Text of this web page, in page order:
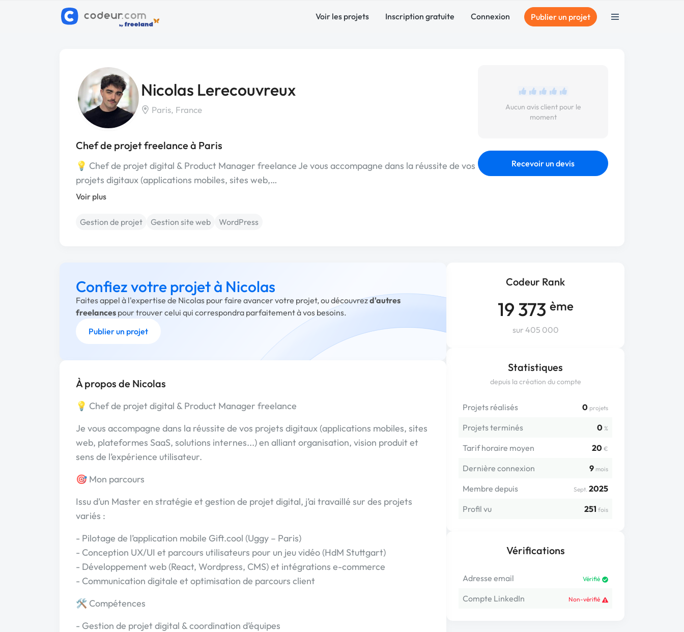
Voir les projets Inscription gratuite Connexion Publier un projet
Nicolas Lerecouvreux
Paris, France
Chef de projet freelance à Paris
💡 Chef de projet digital & Product Manager freelance Je vous accompagne dans la réussite de vos
projets digitaux (applications mobiles, sites web,…
Voir plus
Gestion de projet Gestion site web WordPress
Aucun avis client pour le
moment
Recevoir un devis
Codeur Rank
19 373 ème
sur 405 000
Statistiques
depuis la création du compte
Projets réalisés 0 projets
Projets terminés 0 %
Tarif horaire moyen 20 €
Dernière connexion 9 mois
Membre depuis Sept. 2025
Profil vu
251 fois
Vérifications
Adresse email Vérifié
Compte LinkedIn Non-vérifié
Confiez votre projet à Nicolas
Faites appel à l'expertise de Nicolas pour faire avancer votre projet, ou découvrezd'autres
freelances pour trouver celui qui correspondra parfaitement à vos besoins.
Publier un projet
À propos de Nicolas
💡 Chef de projet digital & Product Manager freelance
Je vous accompagne dans la réussite de vos projets digitaux (applications mobiles, sites
web, plateformes SaaS, solutions internes...) en alliant organisation, vision produit et
sens de l’expérience utilisateur.
🎯 Mon parcours
Issu d’un Master en stratégie et gestion de projet digital, j’ai travaillé sur des projets
variés :
- Pilotage de l’application mobile Gift.cool (Uggy – Paris)
- Conception UX/UI et parcours utilisateurs pour un jeu vidéo (HdM Stuttgart)
- Développement web (React, Wordpress, CMS) et intégrations e-commerce
- Communication digitale et optimisation de parcours client
🛠️ Compétences
- Gestion de projet digital & coordination d’équipes